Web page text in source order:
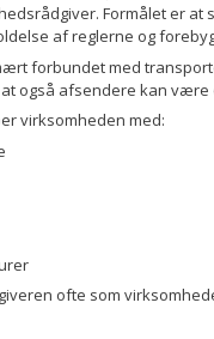
Formålet er at
af reglerne og
forbundet med
også afsendere kan være
virksomheden med:
ofte som